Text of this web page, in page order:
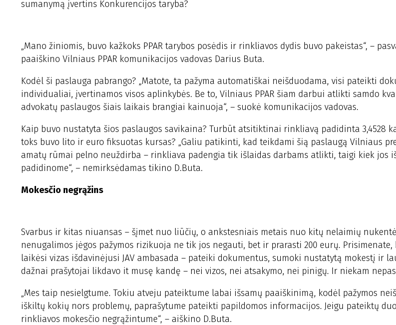
sumanymą įvertins Konkurencijos taryba?
„Mano žiniomis, buvo kažkoks PPAR tarybos posėdis ir rinkliavos dydis buvo pakeistas“, –
paaiškino Vilniaus PPAR komunikacijos vadovas Darius Buta.
Kodėl ši paslauga pabrango? „Matote, ta pažyma automatiškai neišduodama, visi pateikti
individualiai, įvertinamos visos aplinkybės. Be to, Vilniaus PPAR šiam darbui atlikti samdo
advokatų paslaugos šiais laikais brangiai kainuoja“, – suokė komunikacijos vadovas.
Kaip buvo nustatyta šios paslaugos savikaina? Turbūt atsitiktinai rinkliavą padidinta 3,4528
toks buvo lito ir euro fiksuotas kursas? „Galiu patikinti, kad teikdami šią paslaugą Vilniaus
amatų rūmai pelno neuždirba – rinkliava padengia tik išlaidas darbams atlikti, taigi kiek jos
padidinome“, – nemirksėdamas tikino D.Buta.
Mokesčio negrąžins
Svarbus ir kitas niuansas – šįmet nuo liūčių, o ankstesniais metais nuo kitų nelaimių
nenugalimos jėgos pažymos rizikuoja ne tik jos negauti, bet ir prarasti 200 eurų. Prisimenate,
laikėsi vizas išdavinėjusi JAV ambasada – pateiki dokumentus, sumoki nustatytą mokestį ir
dažnai prašytojai likdavo it musę kandę – nei vizos, nei atsakymo, nei pinigų. Ir niekam
„Mes taip nesielgtume. Tokiu atveju pateiktume labai išsamų paaiškinimą, kodėl pažymos
iškiltų kokių nors problemų, paprašytume pateikti papildomos informacijos. Jeigu pateiktų
rinkliavos mokesčio negrąžintume“, – aiškino D.Buta.